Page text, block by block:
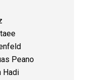
Peano
Hadi